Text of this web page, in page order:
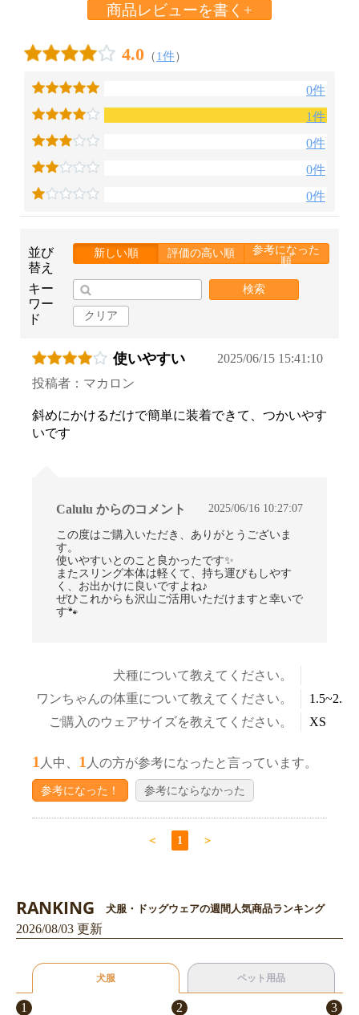
お買い物を続ける カートへ進む
商品レビューを書く+
4.0 （1件）
0件
1件
0件
0件
0件
並び
替え
新しい順 評価の高い順
参考になった
順
キー
ワー
ド
検索
クリア
使いやすい
2025/06/15 15:41:10
投稿者：マカロン
斜めにかけるだけで簡単に装着できて、つかいやす
いです
Calulu からのコメント 2025/06/16 10:27:07
この度はご購入いただき、ありがとうございま
す。
使いやすいとのこと良かったです✨
またスリング本体は軽くて、持ち運びもしやす
く、お出かけに良いですよね♪
ぜひこれからも沢山ご活用いただけますと幸いで
す🐾
犬種について教えてください。
ワンちゃんの体重について教えてください。
ご購入のウェアサイズを教えてください。
XS
1 人中、 1 人の方が参考になったと言っています。
参考になった！ 参考にならなかった
＜ 1 ＞
RANKING 犬服・ドッグウェアの週間人気商品ランキング
2026/08/03 更新
犬服 ペット用品
1 2 3